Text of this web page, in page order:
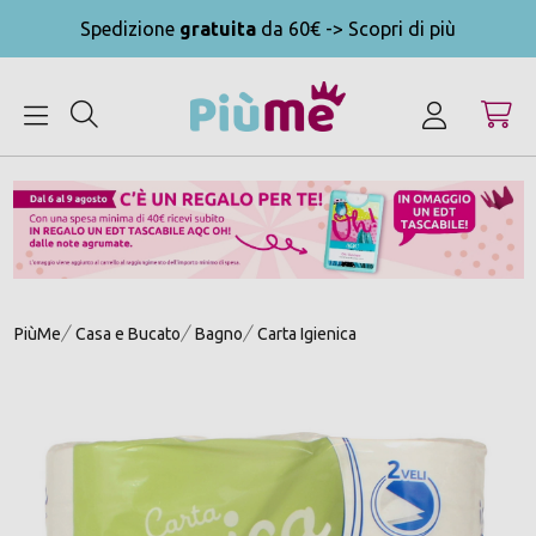
Spedizione gratuita da 60€ -> Scopri di più
PiùMe Casa e Bucato Bagno Carta Igienica